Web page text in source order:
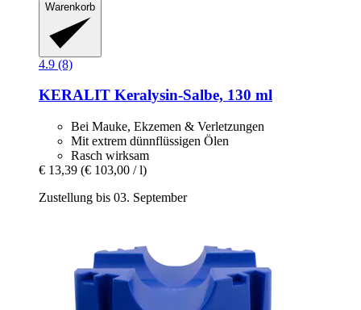
Warenkorb
4.9 (8)
KERALIT Keralysin-​Salbe, 130 ml
Bei Mauke, Ekzemen & Verletzungen
Mit extrem dünnflüssigen Ölen
Rasch wirksam
€ 13,39 (€ 103,00 / l)
Zustellung bis 03. September